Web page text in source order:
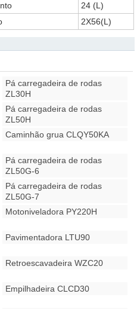
24 (L)
2X56(L)
Pá carregadeira de rodas
ZL30H
Pá carregadeira de rodas
ZL50H
Caminhão grua CLQY50KA
Pá carregadeira de rodas
ZL50G-6
Pá carregadeira de rodas
ZL50G-7
Motoniveladora PY220H
Pavimentadora LTU90
Retroescavadeira WZC20
Empilhadeira CLCD30